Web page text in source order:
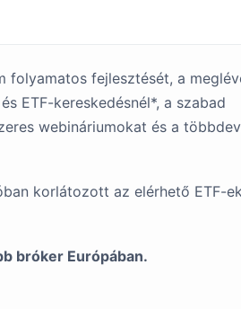
folyamatos fejlesztését, a
ETF-kereskedésnél*, a szabad
webináriumokat és a
korlátozott az elérhető ETF-
bróker Európában.